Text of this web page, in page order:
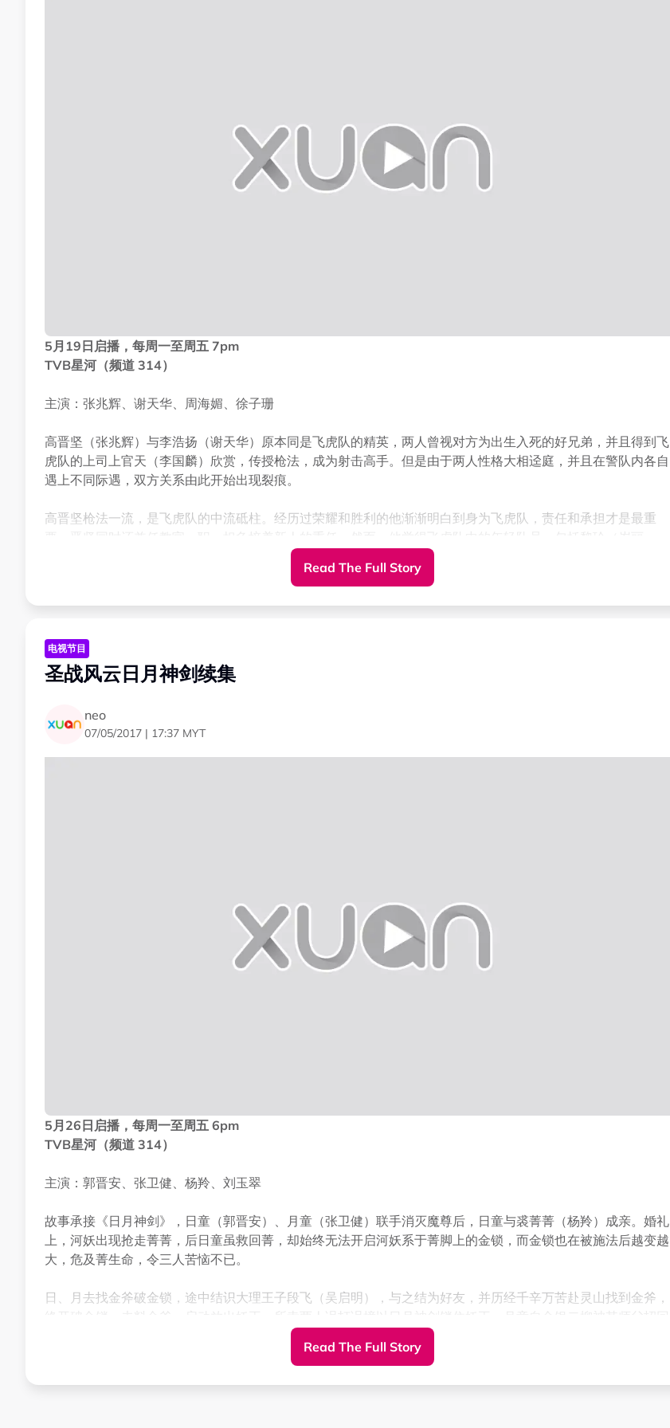
5月19日启播，每周一至周五 7pm
TVB星河（频道 314）
主演：张兆辉、谢天华、周海媚、徐子珊
高晋坚（张兆辉）与李浩扬（谢天华）原本同是飞虎队的精英，两人曾视对方为出生入死的好兄弟，并且得到飞
虎队的上司上官天（李国麟）欣赏，传授枪法，成为射击高手。但是由于两人性格大相迳庭，并且在警队内各自
遇上不同际遇，双方关系由此开始出现裂痕。
高晋坚枪法一流，是飞虎队的中流砥柱。经历过荣耀和胜利的他渐渐明白到身为飞虎队，责任和承担才是最重
香）、安亚哲（张致恒）、刘贵（翟威廉）等的表现不佳，令他倍感责任重大。
的都是敌对犯罪份子，替天行道，与警队所做的并无分别，甚至认为自己比警队做事更干净利落。
晋坚曾在执行职务时，误伤女子王若玲（周海媚），改写了她的命运。虽然被成功抢救，但由于子弹留在脑内无
法取出，每天皆面对着死亡威胁，后来晋坚积极帮助若玲投入新的生活。可是，众人认定若玲知道前男友收藏黑
Read The Full Story
电视节目
圣战风云日月神剑续集
neo
07/05/2017 | 17:37 MYT
5月26日启播，每周一至周五 6pm
TVB星河（频道 314）
主演：郭晋安、张卫健、杨羚、刘玉翠
故事承接《日月神剑》，日童（郭晋安）、月童（张卫健）联手消灭魔尊后，日童与裘菁菁（杨羚）成亲。婚礼
上，河妖出现抢走菁菁，后日童虽救回菁，却始终无法开启河妖系于菁脚上的金锁，而金锁也在被施法后越变越
大，危及菁生命，令三人苦恼不已。
日、月去找金斧破金锁，途中结识大理王子段飞（吴启明），与之结为好友，并历经千辛万苦赴灵山找到金斧，
后大感自由，并结识小蝶（刘玉翠），两人共坠爱河。
Read The Full Story